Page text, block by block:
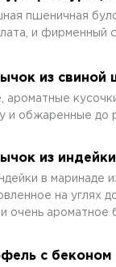
пшеничная
и фирменный
из свиной
ароматные
и обжаренные до
из индейки
в маринаде
на углях
очень ароматное
с